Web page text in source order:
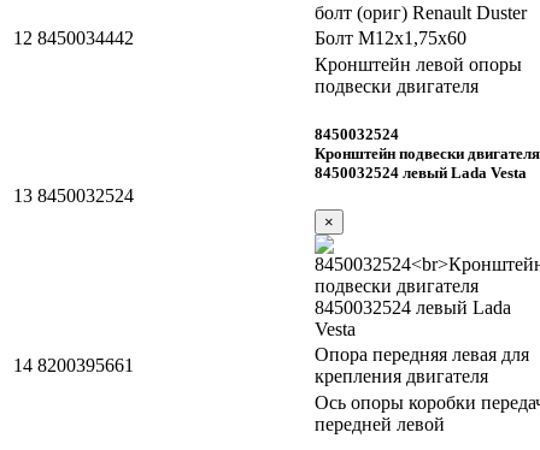
12 8450034442 Болт М12х1,75х60
13 8450032524
Кронштейн левой опоры
подвески двигателя
8450032524
Кронштейн подвески двигателя
8450032524 левый Lada Vesta
×
14 8200395661
Опора передняя левая для
крепления двигателя
Ось опоры коробки
передней левой